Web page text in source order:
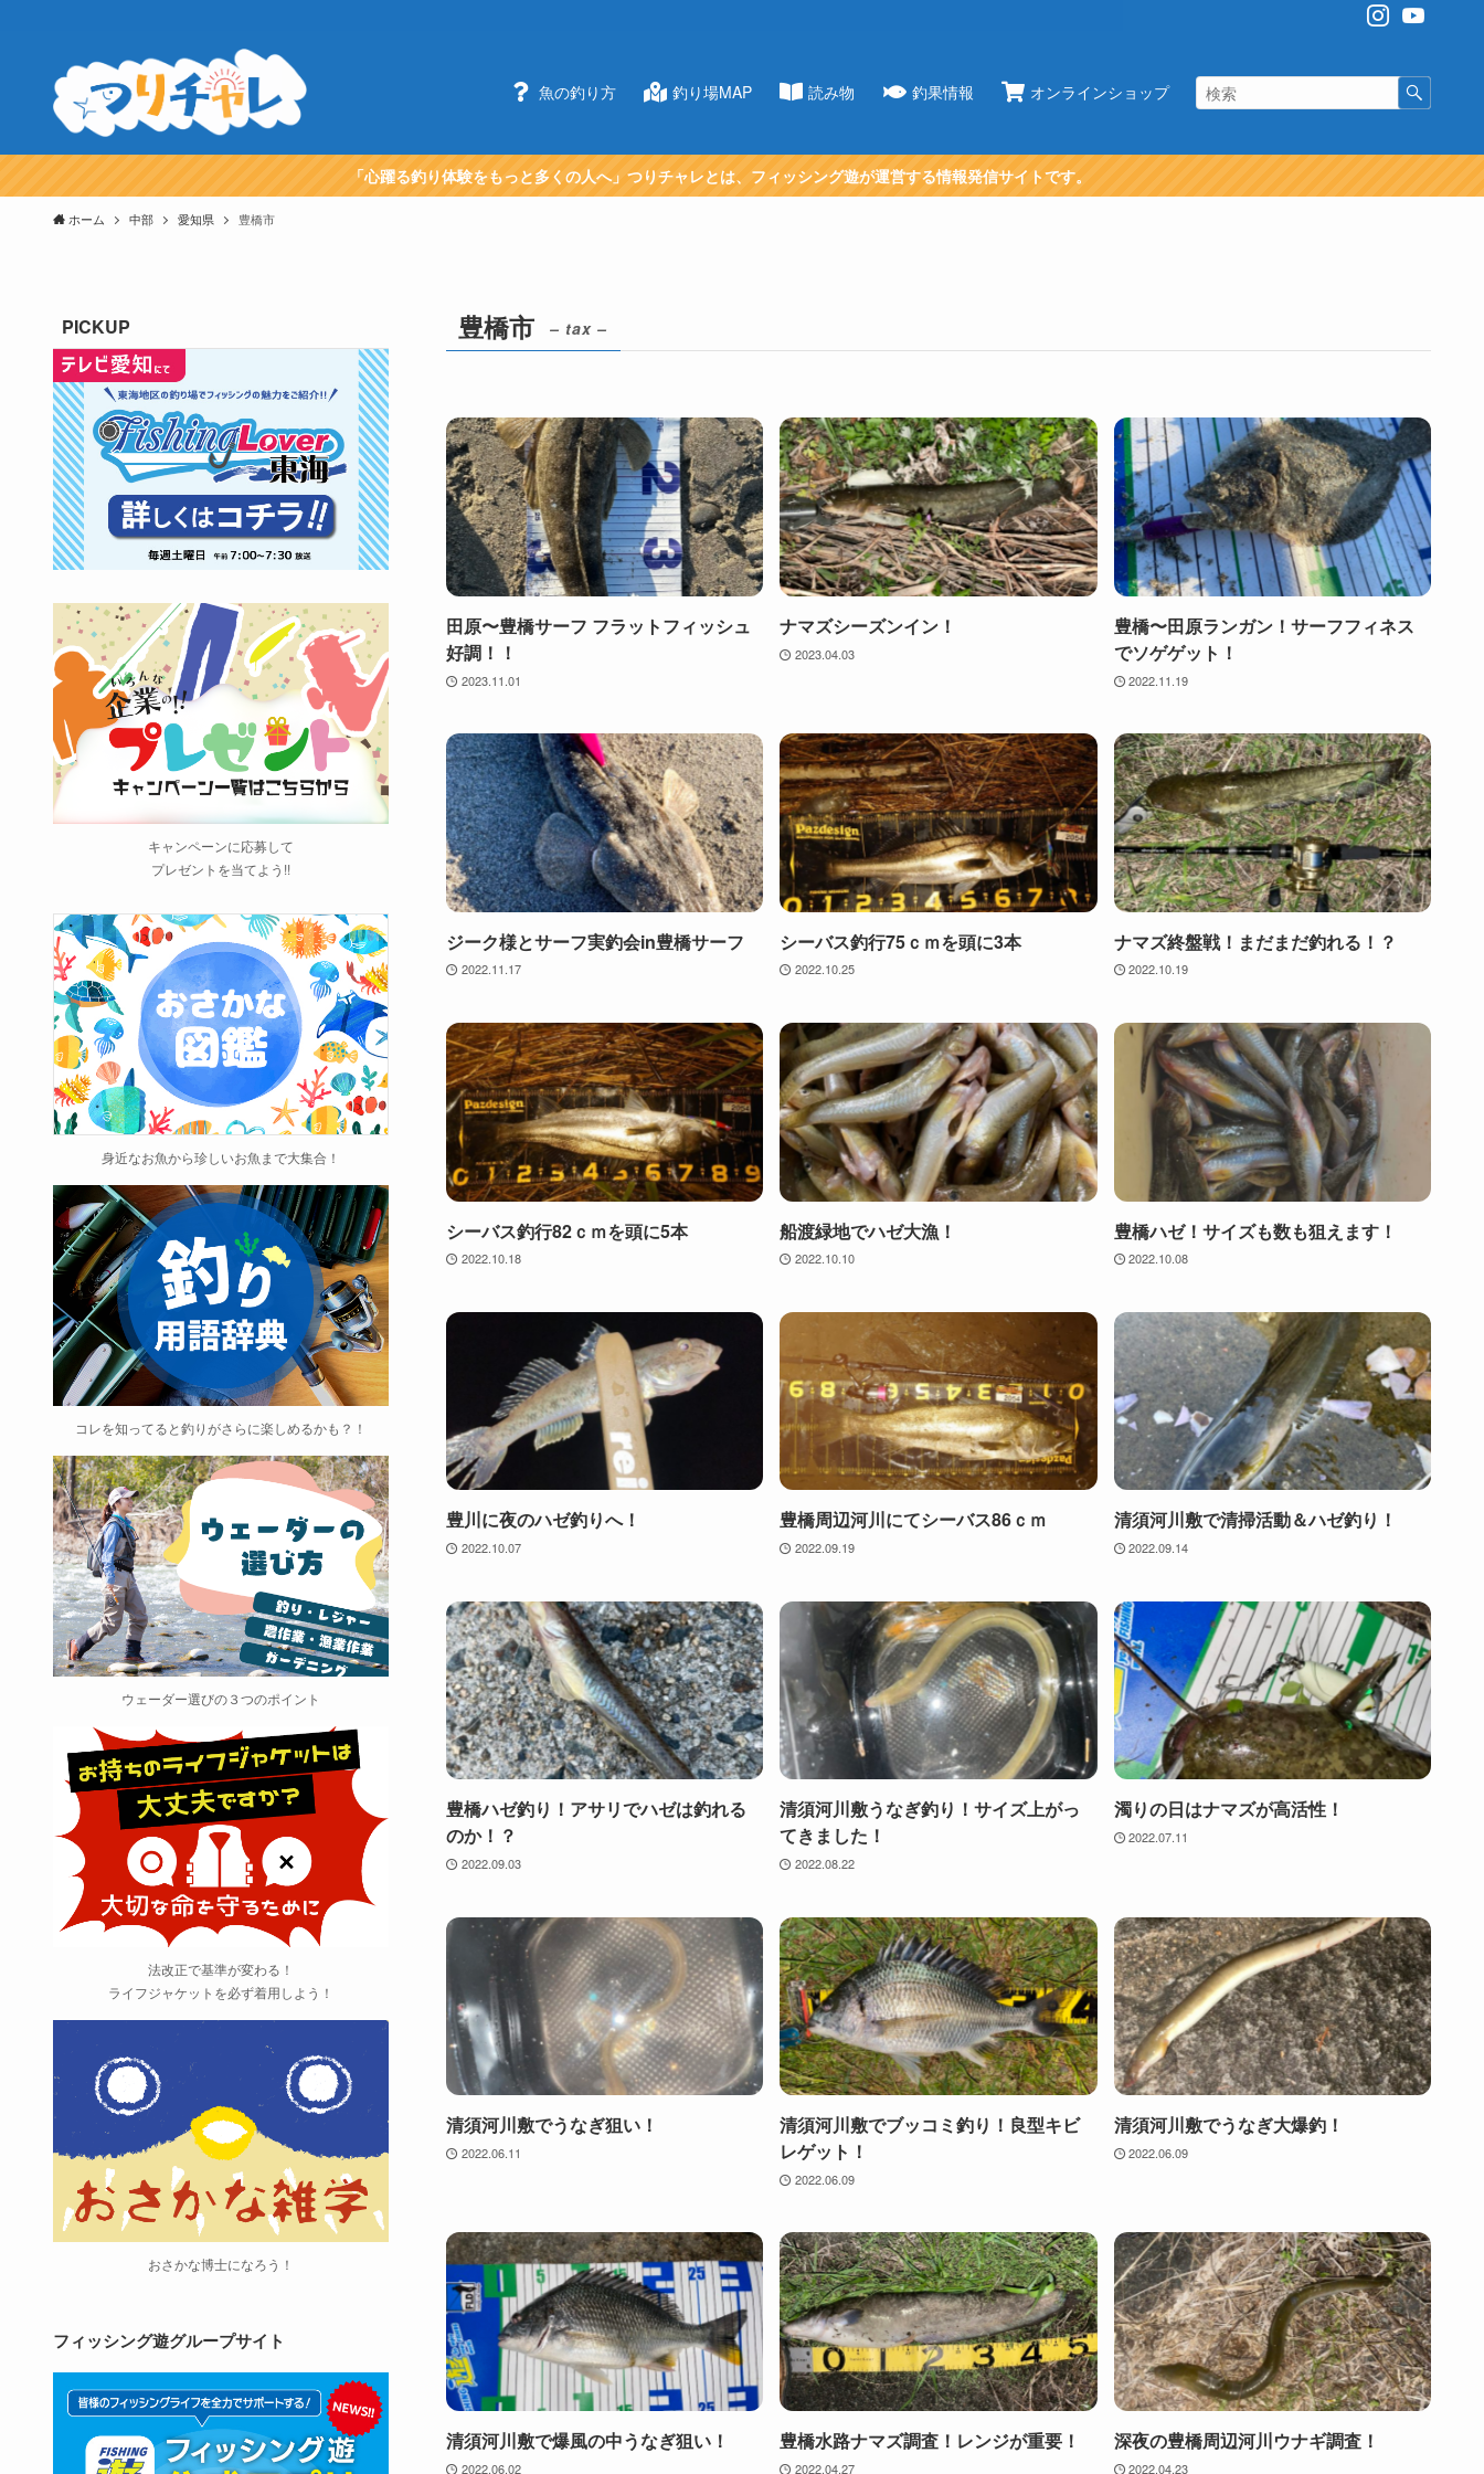
魚の釣り方 釣り場MAP 読み物 釣果情報 オンラインショップ
「心躍る釣り体験をもっと多くの人へ」つりチャレとは、フィッシング遊が運営する情報発信サイトです。
ホーム 中部 愛知県 豊橋市
豊橋市 – tax –
田原〜豊橋サーフ フラットフィッシュ
好調！！
2023.11.01
ナマズシーズンイン！
2023.04.03
豊橋〜田原ランガン！サーフフィネス
でソゲゲット！
2022.11.19
ジーク様とサーフ実釣会in豊橋サーフ
2022.11.17
シーバス釣行75ｃｍを頭に3本
2022.10.25
ナマズ終盤戦！まだまだ釣れる！？
2022.10.19
シーバス釣行82ｃｍを頭に5本
2022.10.18
船渡緑地でハゼ大漁！
2022.10.10
豊橋ハゼ！サイズも数も狙えます！
2022.10.08
豊川に夜のハゼ釣りへ！
2022.10.07
豊橋周辺河川にてシーバス86ｃｍ
2022.09.19
清須河川敷で清掃活動＆ハゼ釣り！
2022.09.14
豊橋ハゼ釣り！アサリでハゼは釣れる
のか！？
2022.09.03
清須河川敷うなぎ釣り！サイズ上がっ
てきました！
2022.08.22
濁りの日はナマズが高活性！
2022.07.11
清須河川敷でうなぎ狙い！
2022.06.11
清須河川敷でブッコミ釣り！良型キビ
レゲット！
2022.06.09
清須河川敷でうなぎ大爆釣！
2022.06.09
清須河川敷で爆風の中うなぎ狙い！
2022.06.02
豊橋水路ナマズ調査！レンジが重要！
2022.04.27
深夜の豊橋周辺河川ウナギ調査！
2022.04.23
PICKUP
キャンペーンに応募して
プレゼントを当てよう!!
身近なお魚から珍しいお魚まで大集合！
コレを知ってると釣りがさらに楽しめるかも？！
ウェーダー選びの３つのポイント
法改正で基準が変わる！
ライフジャケットを必ず着用しよう！
おさかな博士になろう！
フィッシング遊グループサイト